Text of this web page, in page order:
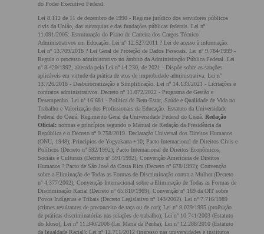
do Poder Executivo Federal.
Lei 8.112 de 11 de dezembro de 1990 - Regime jurídico dos servidores públicos
civis da União, das autarquias e das fundações públicas federais. Lei nº
11.091/2005: Estruturação do Plano de Carreira dos Cargos Técnico
Administrativos em Educação. Lei nº 12.527/2011 ? Lei de acesso à informação.
Lei nº 13.709/2018 ? Lei Geral de Proteção de Dados Pessoais. Lei nº 9.784/1999 -
Regula o processo administrativo no âmbito da Administração Pública Federal. Lei
nº 8.429/1992, alterada pela Lei nº 14.230, de 2021 - Dispõe sobre as sanções
aplicáveis em virtude da prática de atos de improbidade administrativa. Lei nº
13.726/2018 - Desburocratização e Simplificação. Lei nº 14.133/2021 - Licitações e
contratos administrativos. Decreto nº 11.072/2022 - Programa de Gestão e
Desempenho. Lei nº 16.681 - Política de Bem-Estar, Saúde e Qualidade de Vida no
Trabalho e Valorização dos Profissionais da Educação. Estatuto da Universidade
Federal do Ceará. Regimento Geral da Universidade Federal do Ceará. Redação
Oficial: normas e princípios segundo o Manual de Redação da Presidência da
República e o Decreto nº 9.758/2019. Declaração Universal dos Direitos Humanos
(ONU, 1948); Princípios de Yogyakarta +10; Pacto Internacional de Direitos Civis e
Políticos (Decreto nº 592/1992); Pacto Internacional de Direitos Econômicos,
Sociais e Culturais (Decreto nº 591/1992); Convenção Americana de Direitos
Humanos ? Pacto de São José da Costa Rica (Decreto nº 678/1992); Convenção
sobre a Eliminação de Todas as Formas de Discriminação contra a Mulher (Decreto
nº 4.377/2002); Convenção Internacional sobre a Eliminação de Todas as Formas de
Discriminação Racial (Decreto nº 65.810/1969); Convenção nº 169 da OIT sobre
Povos Indígenas e Tribais (Decreto Legislativo nº 143/2002). Lei nº 7.716/1989
(crimes resultantes de preconceito de raça ou de cor); Lei nº 9.029/1995 (proibição
de práticas discriminatórias nas relações de trabalho); Lei nº 10.741/2003 (Estatuto
do Idoso); Lei nº 11.340/2006 (Lei Maria da Penha); Lei nº 12.288/2010 (Estatuto
da Igualdade Racial); Lei nº 12.711/2012 (ingresso nas universidades e institutos